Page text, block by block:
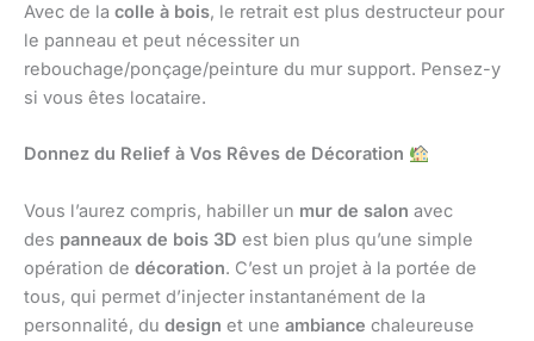
Avec de la colle à bois, le retrait est plus destructeur pour
le panneau et peut nécessiter un
rebouchage/ponçage/peinture du mur support. Pensez-y
si vous êtes locataire.
Donnez du Relief à Vos Rêves de Décoration
Vous l’aurez compris, habiller un mur de salon avec
des panneaux de bois 3D est bien plus qu’une simple
opération de décoration. C’est un projet à la portée de
tous, qui permet d’injecter instantanément de la
personnalité, du design et une ambiance chaleureuse